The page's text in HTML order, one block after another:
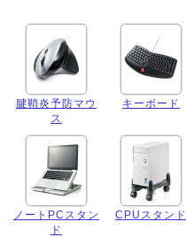
腱鞘炎予防マウ
ス
キーボード
ノートPCスタン
ド
CPUスタンド